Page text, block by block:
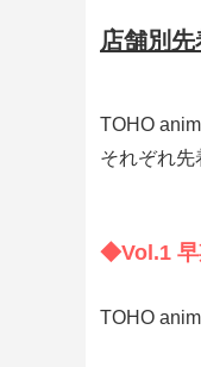
店舗別
TOHO
それぞれ先
◆Vol.1 早
TOHO